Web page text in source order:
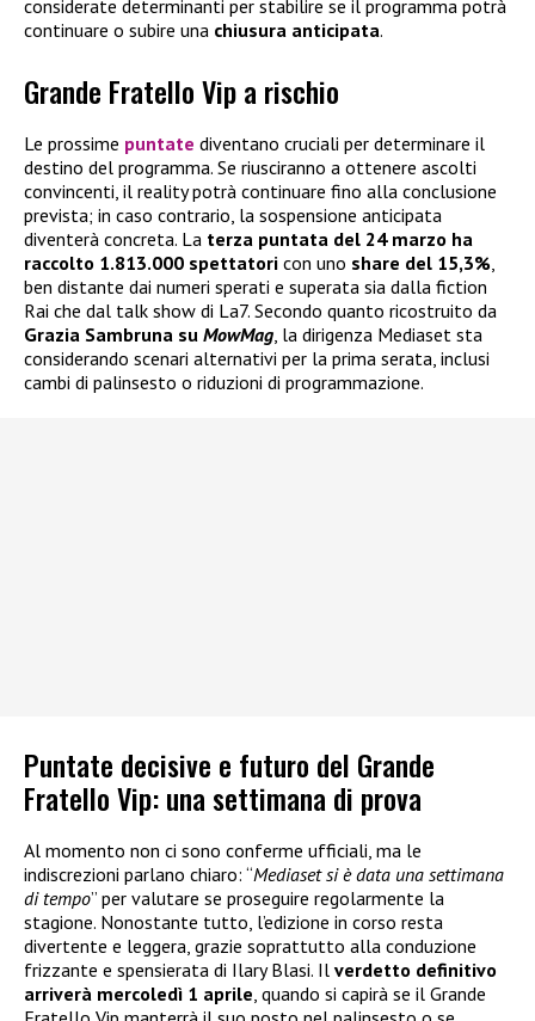
considerate determinanti per stabilire se il programma potrà
continuare o subire una chiusura anticipata.
Grande Fratello Vip a rischio
Le prossime puntate diventano cruciali per determinare il
destino del programma. Se riusciranno a ottenere ascolti
convincenti, il reality potrà continuare fino alla conclusione
prevista; in caso contrario, la sospensione anticipata
diventerà concreta. La terza puntata del 24 marzo ha
raccolto 1.813.000 spettatori con uno share del 15,3%
ben distante dai numeri sperati e superata sia dalla fiction
Rai che dal talk show di La7. Secondo quanto ricostruito da
Grazia Sambruna su MowMag , la dirigenza Mediaset sta
considerando scenari alternativi per la prima serata, inclusi
cambi di palinsesto o riduzioni di programmazione.
Puntate decisive e futuro del Grande
Fratello Vip: una settimana di prova
Al momento non ci sono conferme ufficiali, ma le
indiscrezioni parlano chiaro: “Mediaset si è data una settimana
di tempo” per valutare se proseguire regolarmente la
stagione. Nonostante tutto, l’edizione in corso resta
divertente e leggera, grazie soprattutto alla conduzione
frizzante e spensierata di Ilary Blasi. Il verdetto definitivo
arriverà mercoledì 1 aprile, quando si capirà se il Grande